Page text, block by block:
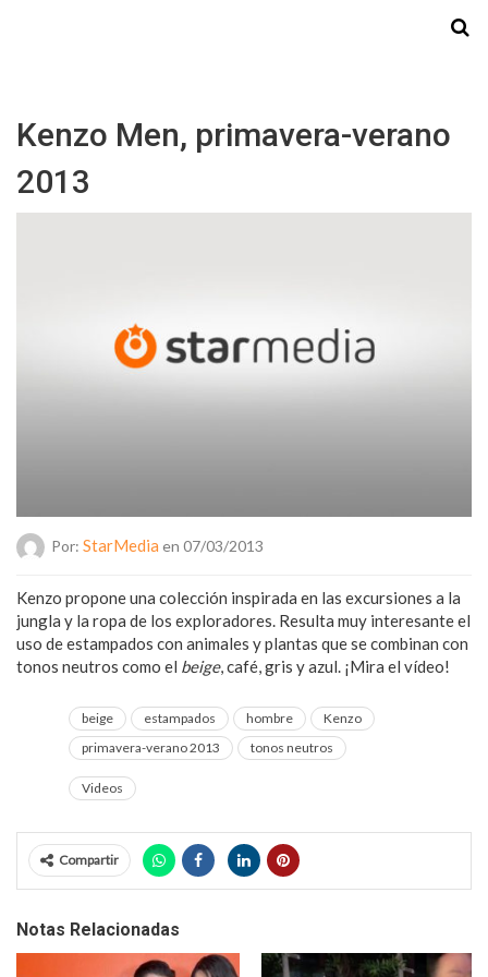
Kenzo Men, primavera-verano
2013
Por: StarMedia en 07/03/2013
Kenzo propone una colección inspirada en las excursiones a la
jungla y la ropa de los exploradores. Resulta muy interesante el
uso de estampados con animales y plantas que se combinan con
tonos neutros como el beige, café, gris y azul. ¡Mira el vídeo!
beige estampados hombre
Kenzo
primavera-verano 2013
tonos neutros
Videos
Compartir
Notas Relacionadas